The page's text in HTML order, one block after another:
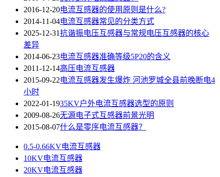
2016-12-20电流互感器的使用原则是什么?
2014-11-04电流互感器常见的分类方式
2025-12-31抗谐振电压互感器与常规电压互感器的核心
差异
2014-06-23电流互感器准确等级5P20的含义
2011-12-14高压电流互感器
2015-09-22电流互感器发生爆炸 河池罗城全县前晚断电4
小时
2022-01-1935KV户外电流互感器选型的原则
2009-08-26无源电子式互感器前景光明
2015-08-07什么是零序电流互感器？
0.5-0.66KV电流互感器
10KV电流互感器
20KV电流互感器